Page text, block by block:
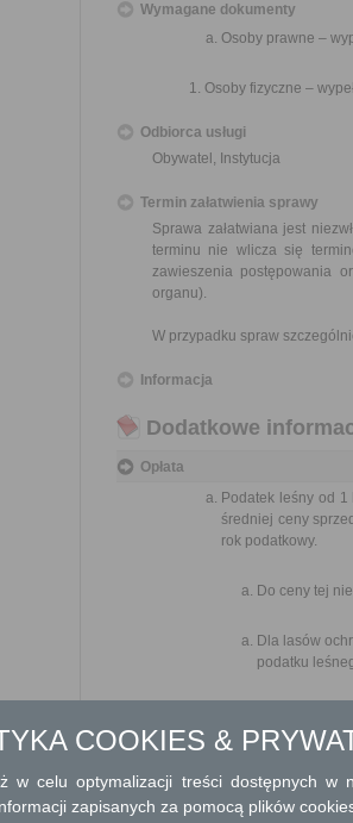
Wymagane dokumenty
Osoby prawne –
Osoby fizyczne –
Odbiorca usługi
Obywatel, Instytucja
Termin załatwienia sprawy
Sprawa załatwiana jest
terminu nie wlicza się
zawieszenia postępowania
organu).
W przypadku spraw
Informacja
Dodatkowe
Opłata
Podatek leśny od
średniej ceny
rok podatkowy.
Do ceny tej
Dla lasów
podatku
Statystycznego,
po upływie trzeciego
Tryb odwoławczy
COOKIES &
w celu optymalizacji treści dostępnych w
zapisanych za pomocą plików